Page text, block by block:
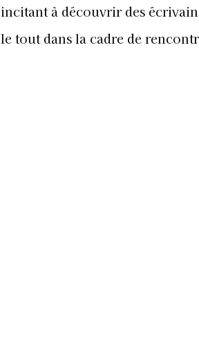
incitant à découvrir des
le tout dans la cadre de